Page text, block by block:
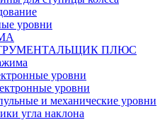
уровни
ПЛЮС
уровни
уровни
и механические уровни
угла наклона